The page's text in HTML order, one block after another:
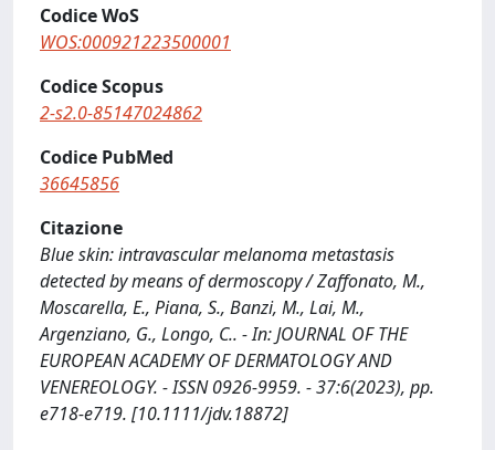
Codice WoS
WOS:000921223500001
Codice Scopus
2-s2.0-85147024862
Codice PubMed
36645856
Citazione
Blue skin: intravascular melanoma metastasis
detected by means of dermoscopy / Zaffonato, M.,
Moscarella, E., Piana, S., Banzi, M., Lai, M.,
Argenziano, G., Longo, C.. - In: JOURNAL OF THE
EUROPEAN ACADEMY OF DERMATOLOGY AND
VENEREOLOGY. - ISSN 0926-9959. - 37:6(2023), pp.
e718-e719. [10.1111/jdv.18872]